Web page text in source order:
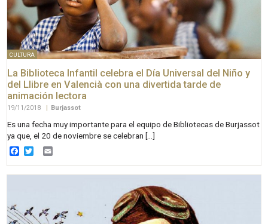
CULTURA
La Biblioteca Infantil celebra el Día Universal del Niño y
del Llibre en Valencià con una divertida tarde de
animación lectora
19/11/2018 Burjassot
Es una fecha muy importante para el equipo de Bibliotecas de Burjassot
ya que, el 20 de noviembre se celebran […]
Facebook
Twitter